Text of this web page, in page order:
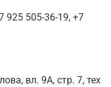
925 505-36-19, +7
вл. 9А, стр. 7, тех